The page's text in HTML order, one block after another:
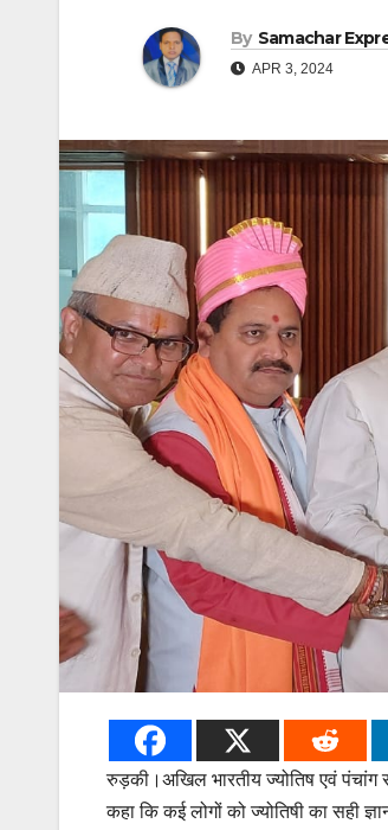
By Samachar
APR 3, 2024
रुड़की।अखिल भारतीय ज्योतिष एवं पंचांग
कहा कि कई लोगों को ज्योतिषी का सही